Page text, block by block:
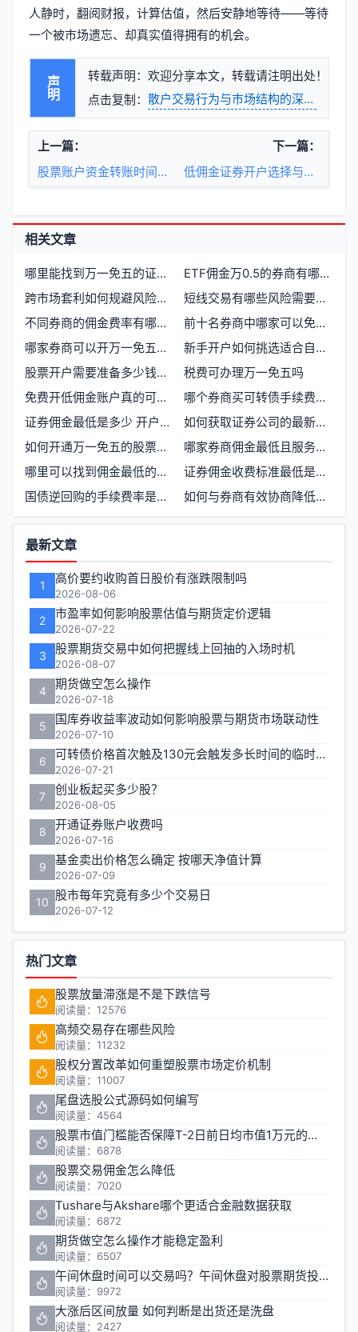
人静时，翻阅财报，计算估值，然后安静地等待——等待
一个被市场遗忘、却真实值得拥有的机会。
声明
转载声明：欢迎分享本文，转载请注明出处！
点击复制： 散户交易行为与市场结构的深层博弈
上一篇：
股票账户资金转账时间与交易时段的协同机制
下一篇：
低佣金证券开户选择与市场趋势
相关文章
哪里能找到万一免五的证券券商
ETF佣金万0.5的券商有哪些，哪家更值得信赖
跨市场套利如何规避风险与提升收益
短线交易有哪些风险需要注意
不同券商的佣金费率有哪些差异
前十名券商中哪家可以免五，如何办理开户
哪家券商可以开万一免五开户选择指南
新手开户如何挑选适合自己的券商
股票开户需要准备多少钱才能开始交易
税费可办理万一免五吗
免费开低佣金账户真的可行吗？哪些券商支持
哪个券商买可转债手续费最低？如何选择合适的交易平台
证券佣金最低是多少 开户选哪家券商更划算
如何获取证券公司的最新优惠活动信息
如何开通万一免五的股票交易账户
哪家券商佣金最低且服务稳定
哪里可以找到佣金最低的证券开户渠道
证券佣金收费标准最低是多少
国债逆回购的手续费率是多少
如何与券商有效协商降低交易佣金
功
能
区
最新文章
1 高价要约收购首日股价有涨跌限制吗
2026-08-06
2 市盈率如何影响股票估值与期货定价逻辑
2026-07-22
3 股票期货交易中如何把握线上回抽的入场时机
2026-08-07
4 期货做空怎么操作
2026-07-18
5 国库券收益率波动如何影响股票与期货市场联动性
2026-07-10
6 可转债价格首次触及130元会触发多长时间的临时停牌
2026-07-21
7 创业板起买多少股？
2026-08-05
8 开通证券账户收费吗
2026-07-16
9 基金卖出价格怎么确定 按哪天净值计算
2026-07-09
10 股市每年究竟有多少个交易日
2026-07-12
热门文章
股票放量滞涨是不是下跌信号
阅读量：12576
高频交易存在哪些风险
阅读量：11232
股权分置改革如何重塑股票市场定价机制
阅读量：11007
尾盘选股公式源码如何编写
阅读量：4564
股票市值门槛能否保障T-2日前日均市值1万元的投资安全
阅读量：6878
股票交易佣金怎么降低
阅读量：7020
Tushare与Akshare哪个更适合金融数据获取
阅读量：6872
期货做空怎么操作才能稳定盈利
阅读量：6507
午间休盘时间可以交易吗？午间休盘对股票期货投资有什么影响
阅读量：9972
大涨后区间放量 如何判断是出货还是洗盘
阅读量：2427